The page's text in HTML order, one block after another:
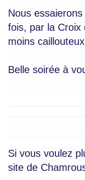
Nous
fois, par la Croix
moins
Belle soirée à
Si vous voulez
site de